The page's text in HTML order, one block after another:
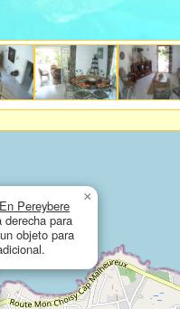
an interactive, zoomable map
En Pereybere
derecha para
objeto para
×